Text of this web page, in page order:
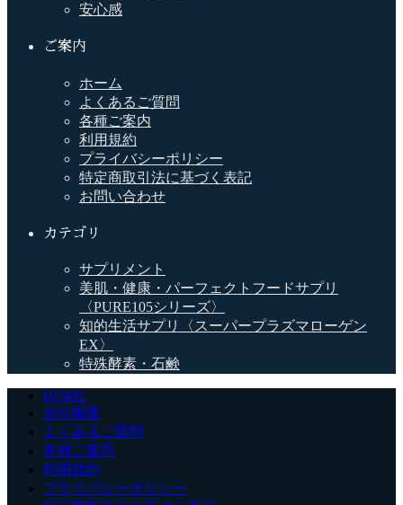
安心感
ご案内
ホーム
よくあるご質問
各種ご案内
利用規約
プライバシーポリシー
特定商取引法に基づく表記
お問い合わせ
カテゴリ
サプリメント
美肌・健康・パーフェクトフードサプリ
〈PURE105シリーズ〉
知的生活サプリ〈スーパープラズマローゲン
EX〉
特殊酵素・石鹸
HOME
会社概要
よくあるご質問
各種ご案内
利用規約
プライバシーポリシー